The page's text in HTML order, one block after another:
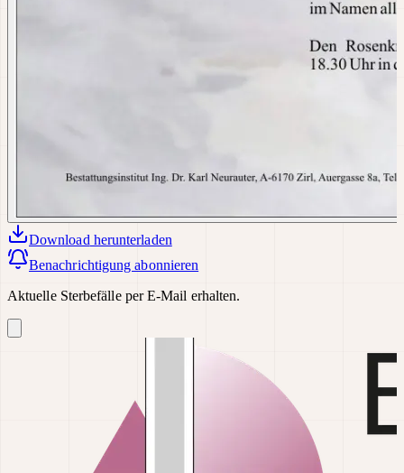
Download herunterladen
Benachrichtigung abonnieren
Aktuelle Sterbefälle per E-Mail erhalten.